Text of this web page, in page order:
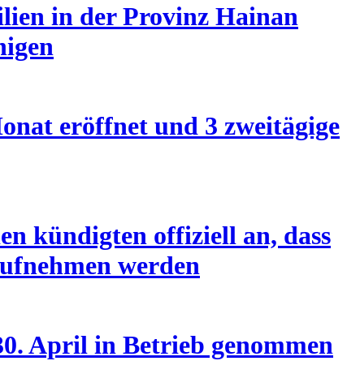
in der Provinz Hainan
eröffnet und 3 zweitägige
kündigten offiziell an, dass
werden
April in Betrieb genommen